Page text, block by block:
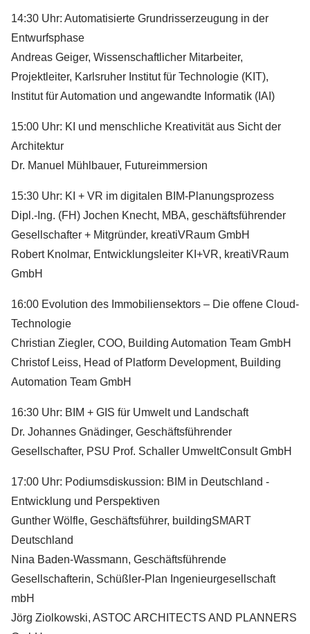
Messestand von buildingSMART Deutschland und
Mitausstellern auf der digitalBAU 2022
Bildcredit: buildingSMART Deutschland e. V.
Messestand von buildingSMART Deutschland und
Mitausstellern auf der digitalBAU 2022
Bildcredit: buildingSMART Deutschland e. V.
Messestand von buildingSMART Deutschland und
Mitausstellern auf der digitalBAU 2022
Bildcredit: buildingSMART Deutschland e. V.
Messestand von buildingSMART Deutschland und
Mitausstellern auf der digitalBAU 2022
Bildcredit: buildingSMART Deutschland e. V.
14:30 Uhr: Automatisierte Grundrisserzeugung in der
Entwurfsphase
Andreas Geiger, Wissenschaftlicher Mitarbeiter,
Projektleiter, Karlsruher Institut für Technologie (KIT),
Institut für Automation und angewandte Informatik (IAI)
15:00 Uhr: KI und menschliche Kreativität aus Sicht der
Architektur
Dr. Manuel Mühlbauer, Futureimmersion
15:30 Uhr: KI + VR im digitalen BIM-Planungsprozess
Dipl.-Ing. (FH) Jochen Knecht, MBA, geschäftsführender
Gesellschafter + Mitgründer, kreatiVRaum GmbH
Robert Knolmar, Entwicklungsleiter KI+VR, kreatiVRaum
GmbH
16:00 Evolution des Immobiliensektors – Die offene Cloud-
Technologie
Christian Ziegler, COO, Building Automation Team GmbH
Christof Leiss, Head of Platform Development, Building
Automation Team GmbH
16:30 Uhr: BIM + GIS für Umwelt und Landschaft
Dr. Johannes Gnädinger, Geschäftsführender
Gesellschafter, PSU Prof. Schaller UmweltConsult GmbH
17:00 Uhr: Podiumsdiskussion: BIM in Deutschland -
Entwicklung und Perspektiven
Gunther Wölfle, Geschäftsführer, buildingSMART
Deutschland
Nina Baden-Wassmann, Geschäftsführende
Gesellschafterin, Schüßler-Plan Ingenieurgesellschaft
mbH
Jörg Ziolkowski, ASTOC ARCHITECTS AND PLANNERS